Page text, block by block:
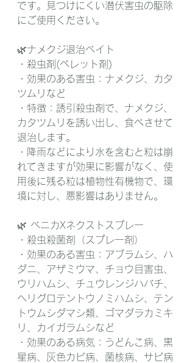
です。見つけにくい潜伏害虫の駆除
にご使用ください。
🌿ナメクジ退治ベイト
・殺虫剤(ペレット剤)
・効果のある害虫：ナメクジ、カタ
ツムリなど
・特徴：誘引殺虫剤で、ナメクジ、
カタツムリを誘い出し、食べさせて
退治します。
・降雨などにより水を含むと粒は崩
れてきますが効果に影響がなく、使
用後に残る粒は植物性有機物で、環
境に対し、悪影響はありません。
🌿 ベニカXネクストスプレー
・殺虫殺菌剤（スプレー剤）
・効果のある害虫：アブラムシ、ハ
ダニ、アザミウマ、チョウ目害虫、
ウリハムシ、チュウレンジハバチ、
ヘリグロテントウノミハムシ、テン
トウムシダマシ類、ゴマダラカミキ
リ、カイガラムシなど
・効果のある病気：うどんこ病、黒
星病、灰色カビ病、菌核病、サビ病